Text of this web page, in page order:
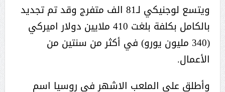
ويتسع لوجنيكي لـ81 الف متفرج وقد تم تجديد
بالكامل بكلفة بلغت 410 ملايين دولار اميركي
(340 مليون يورو) في أكثر من سنتين من
الأعمال.
وأطلق على الملعب الاشهر في روسيا اسم